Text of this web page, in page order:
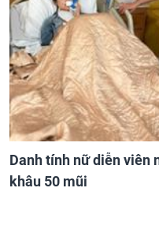
Danh tính nữ diễn viên
khâu 50 mũi